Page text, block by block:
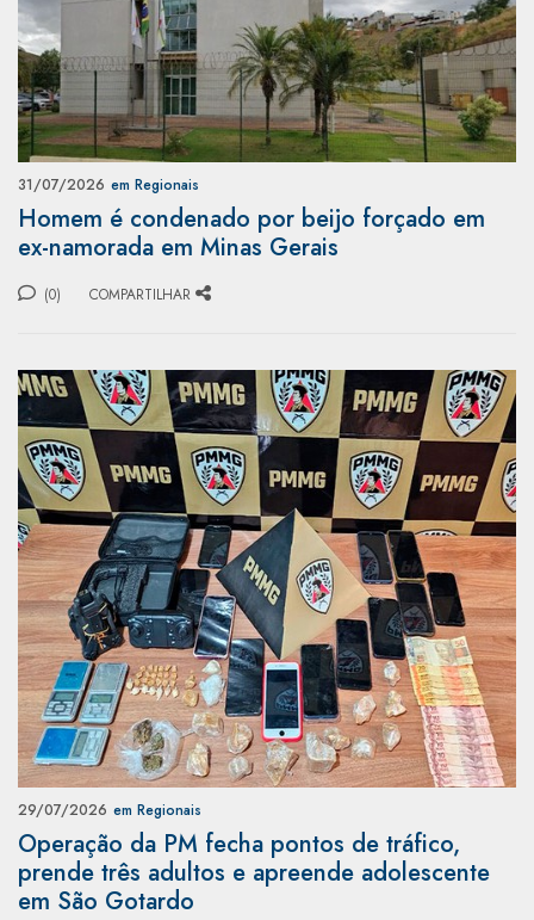
31/07/2026 em Regionais
Homem é condenado por beijo forçado em
ex-namorada em Minas Gerais
(0) COMPARTILHAR
29/07/2026 em Regionais
Operação da PM fecha pontos de tráfico,
prende três adultos e apreende adolescente
em São Gotardo